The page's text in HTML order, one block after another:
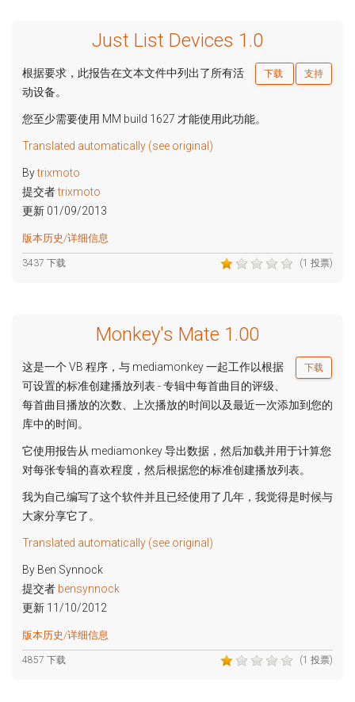
Just List Devices 1.0
下载 支持
根据要求，此报告在文本文件中列出了所有活
动设备。
您至少需要使用 MM build 1627 才能使用此功能。
Translated automatically (see original)
Bytrixmoto
提交者trixmoto
更新 01/09/2013
版本历史/详细信息
(1 投票)
3437 下载
Monkey's Mate 1.00
下载
这是一个 VB 程序，与 mediamonkey 一起工作以根据
可设置的标准创建播放列表 - 专辑中每首曲目的评级、
每首曲目播放的次数、上次播放的时间以及最近一次添加到您的
库中的时间。
它使用报告从 mediamonkey 导出数据，然后加载并用于计算您
对每张专辑的喜欢程度，然后根据您的标准创建播放列表。
我为自己编写了这个软件并且已经使用了几年，我觉得是时候与
大家分享它了。
Translated automatically (see original)
By Ben Synnock
提交者 bensynnock
更新 11/10/2012
版本历史/详细信息
(1 投票)
4857 下载